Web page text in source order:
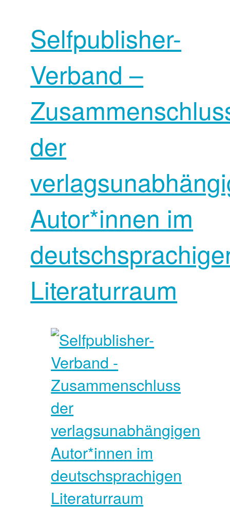
Selfpublisher-
Verband –
der
Autor*innen im
Literaturraum